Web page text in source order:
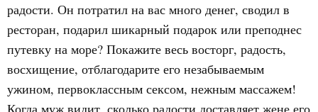
радости. Он потратил на вас много денег, сводил в
ресторан, подарил шикарный подарок или преподнес
путевку на море? Покажите весь восторг, радость,
восхищение, отблагодарите его незабываемым
ужином, первоклассным сексом, нежным массажем!
Когда муж видит, сколько радости доставляет жене его